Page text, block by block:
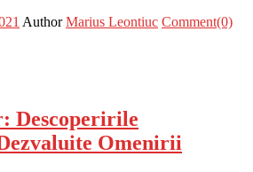
Author Marius Leontiuc Comment(0)
Descoperirile
Omenirii